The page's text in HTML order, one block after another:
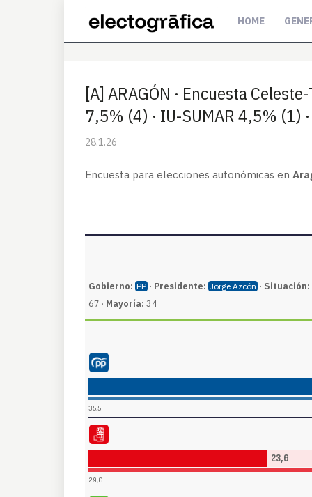
HOME
[A] ARAGÓN · Encuesta
7,5% (4) · IU-SUMAR 4,5% (1)
28.1.26
Encuesta para elecciones autonómicas en
Gobierno: PP · Presidente: Jorge Azcón · Situación:
67 · Mayoría: 34
Partido Popular (PP)
35,5
Partido Socialista Obrero Español (PSOE)
23,6
29,6